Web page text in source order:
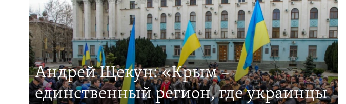
Андрей Щекун: «Крым –
единственный регион, где украинцы